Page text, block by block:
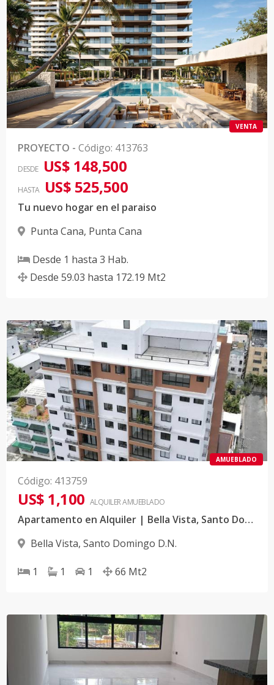
VENTA
PROYECTO - Código: 413763
DESDE US$ 148,500
HASTA US$ 525,500
Tu nuevo hogar en el paraiso
Punta Cana, Punta Cana
Desde 1 hasta 3 Hab.
Desde 59.03 hasta 172.19 Mt2
AMUEBLADO
Código: 413759
US$ 1,100 ALQUILERAMUEBLADO
Apartamento en Alquiler | Bella Vista, Santo Domingo
Bella Vista, Santo Domingo D.N.
1 1 1 66 Mt2